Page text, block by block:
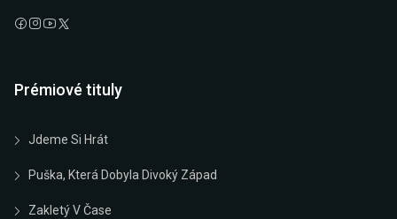
Prémiové tituly
Jdeme Si Hrát
Puška, Která Dobyla Divoký Západ
Zakletý V Čase